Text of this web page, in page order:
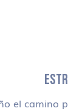
el camino